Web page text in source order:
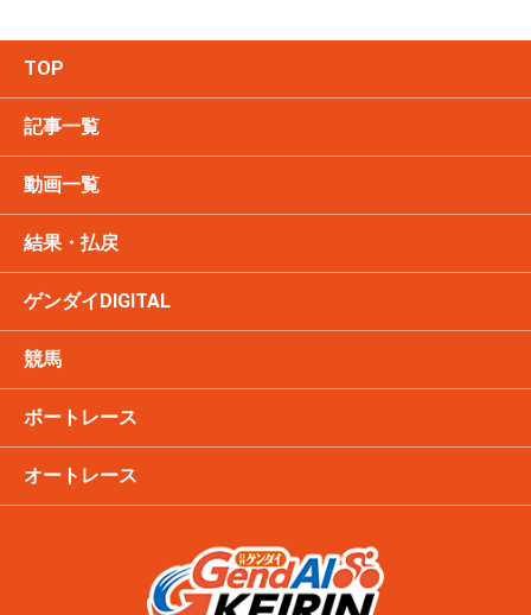
TOP
記事一覧
動画一覧
結果・払戻
ゲンダイDIGITAL
競馬
ボートレース
オートレース